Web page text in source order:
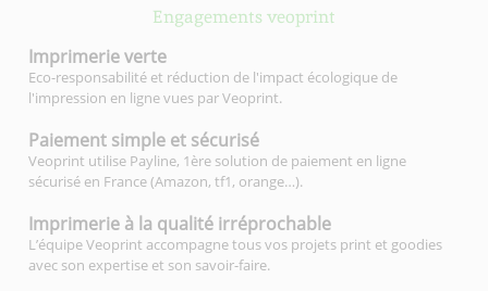
Engagements veoprint
Imprimerieverte
Eco-responsabilité et réduction de l'impact écologique de
l'impression en ligne vues par Veoprint.
Paiement simple et sécurisé
Veoprint utilise Payline, 1ère solution de paiement en ligne
sécurisé en France (Amazon, tf1, orange…).
Imprimerie à la qualité irréprochable
L’équipe Veoprint accompagne tous vos projets print et goodies
avec son expertise et son savoir-faire.